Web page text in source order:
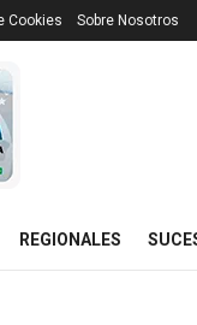
Cookies Sobre Nosotros
REGIONALES